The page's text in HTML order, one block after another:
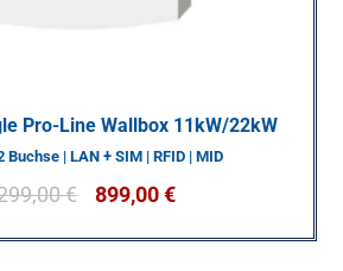
Pro-Line Wallbox 11kW/22kW
Buchse | LAN + SIM | RFID | MID
€ 899,00€